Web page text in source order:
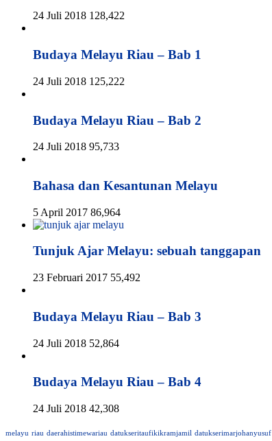
24 Juli 2018 128,422
Budaya Melayu Riau – Bab 1
24 Juli 2018 125,222
Budaya Melayu Riau – Bab 2
24 Juli 2018 95,733
Bahasa dan Kesantunan Melayu
5 April 2017 86,964
Tunjuk Ajar Melayu: sebuah tanggapan
23 Februari 2017 55,492
Budaya Melayu Riau – Bab 3
24 Juli 2018 52,864
Budaya Melayu Riau – Bab 4
24 Juli 2018 42,308
melayu riau daerahistimewariau datukseritaufikikramjamil datukserimarjohanyusuf